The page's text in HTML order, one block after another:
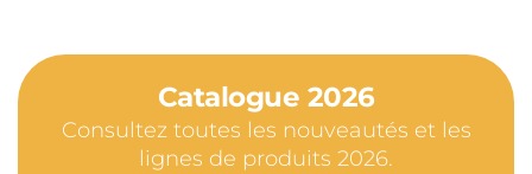
Catalogue 2026
Consultez toutes les nouveautés et les
lignes de produits 2026.